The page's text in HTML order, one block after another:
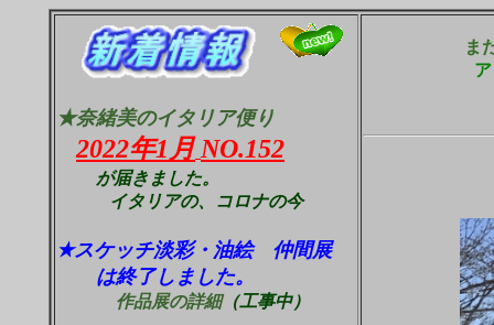
★奈緒美のイタリア便り
2022年1月 NO.152
が届きました。
イタリアの、コロナの今
★スケッチ淡彩・油絵 仲間展
は終了しました。
作品展の詳細（工事中）
ま